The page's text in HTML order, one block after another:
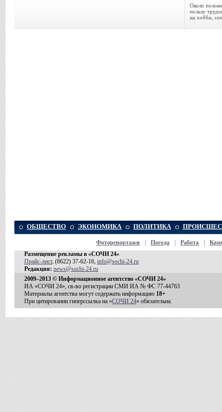
Около
пользу
на хобби,
ОБЩЕСТВО ЭКОНОМИКА ПОЛИТИКА
Фоторепортажи Погода Работа
Размещение рекламы в «СОЧИ 24»
Прайс-лист, (8622) 37-62-16, info@sochi-24.ru
Редакция: news@sochi-24.ru
2009–2013 © Информационное агентство «СОЧИ 24»
ИА «СОЧИ 24», св-во регистрации СМИ ИА № ФС 77-44763
Материалы агентства могут содержать информацию 18+
При цитировании гиперссылка на «СОЧИ 24» обязательна.